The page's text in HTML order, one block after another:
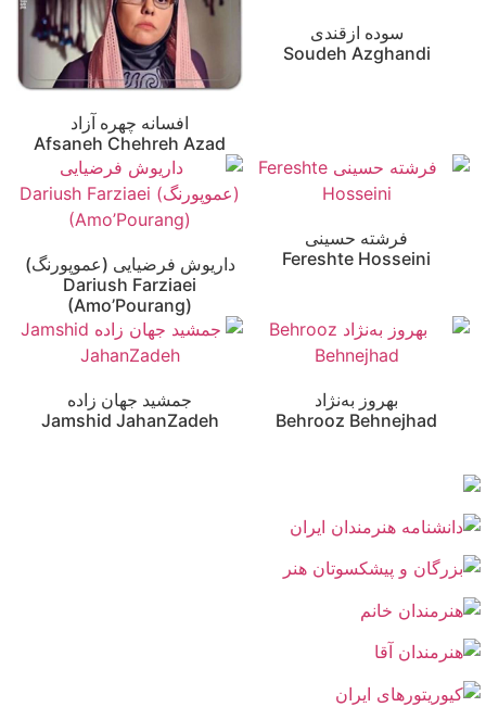
سوده ازقندی
Soudeh Azghandi
افسانه چهره آزاد
Afsaneh Chehreh Azad
فرشته حسینی
Fereshte Hosseini
داریوش فرضیایی (عموپورنگ)
Dariush Farziaei
(Amo’Pourang)
بهروز به‌نژاد
Behrooz Behnejhad
جمشید جهان زاده
Jamshid JahanZadeh